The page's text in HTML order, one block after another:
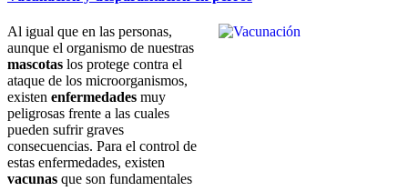
Al igual que en las personas,
aunque el organismo de nuestras
mascotas los protege contra el
ataque de los microorganismos,
existen enfermedades muy
peligrosas frente a las cuales
pueden sufrir graves
consecuencias. Para el control de
estas enfermedades, existen
vacunas que son fundamentales